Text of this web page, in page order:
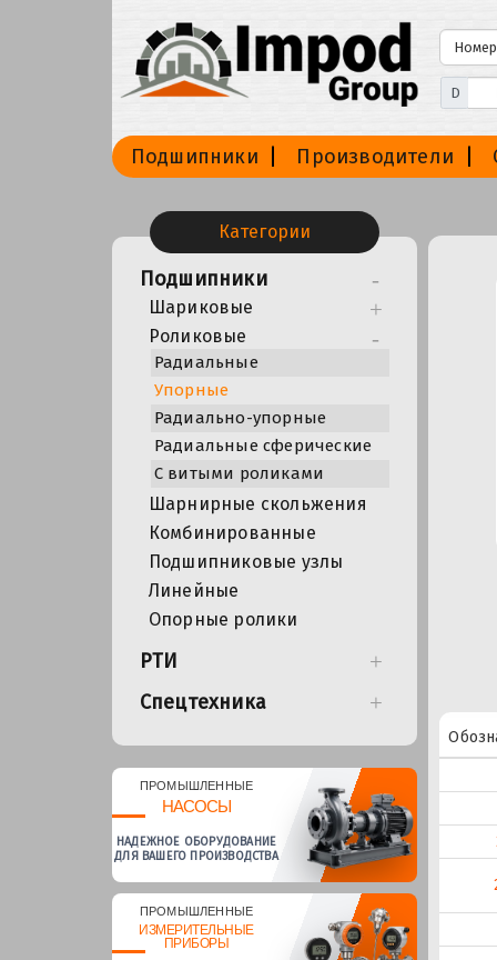
D
Подшипники Производители
Категории
Подшипники
Шариковые
Роликовые
Радиальные
Упорные
Радиально-упорные
Радиальные сферические
С витыми роликами
Шарнирные скольжения
Комбинированные
Подшипниковые узлы
Линейные
Опорные ролики
РТИ
Спецтехника
ПРОМЫШЛЕННЫЕ
НАСОСЫ
НАДЕЖНОЕ ОБОРУДОВАНИЕ
ДЛЯ ВАШЕГО ПРОИЗВОДСТВА
ПРОМЫШЛЕННЫЕ
ИЗМЕРИТЕЛЬНЫЕ
ПРИБОРЫ